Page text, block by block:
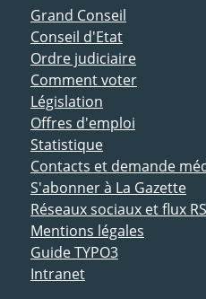
ACCÈS DIRECT
Grand Conseil
Conseil d'Etat
Ordre judiciaire
Comment voter
Législation
Offres d'emploi
Statistique
Contacts et demande
S'abonner à La Gazette
Réseaux sociaux et flux
Mentions légales
Guide TYPO3
Intranet